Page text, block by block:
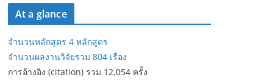
At a glance
จำนวนหลักสูตร 4 หลักสูตร
จำนวนผลงานวิจัยรวม 804 เรื่อง
การอ้างอิง (citation) รวม 12,054 ครั้ง